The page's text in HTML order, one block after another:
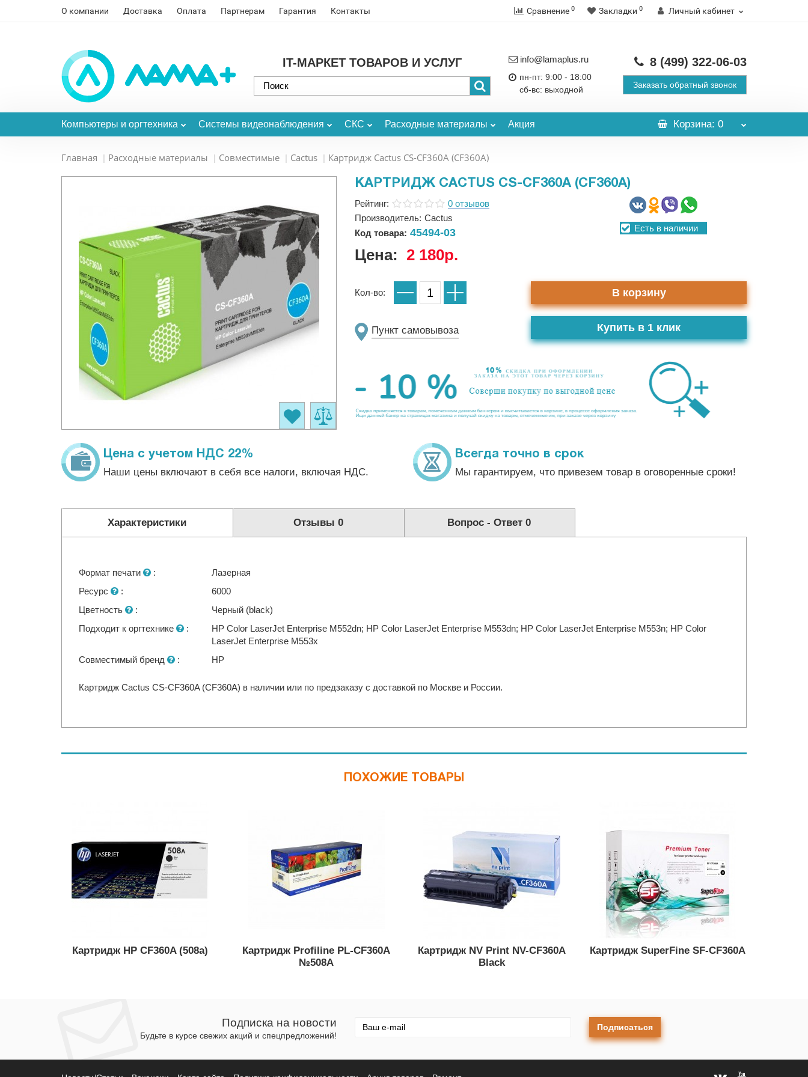
О компании Доставка Оплата Партнерам Гарантия Контакты Сравнение 0 Закладки 0 Личный кабинет
IT-МАРКЕТ ТОВАРОВ И УСЛУГ info@lamaplus.ru
пн-пт: 9:00 - 18:00
сб-вс: выходной
8 (499) 322-06-03
Заказать обратный звонок
Компьютеры и оргтехника Системы видеонаблюдения СКС Расходные материалы Акция Корзина: 0
Главная Расходные материалы Совместимые Cactus Картридж Cactus CS-CF360A (CF360A)
КАРТРИДЖ CACTUS CS-CF360A (CF360A)
Рейтинг:
0 отзывов
Производитель: Cactus
Код товара: 45494-03 Есть в наличии
Цена: 2 180р.
Кол-во: В корзину
Пункт самовывоза Купить в 1 клик
Цена с учетом НДС 22%
Наши цены включают в себя все налоги, включая НДС.
Всегда точно в срок
Мы гарантируем, что привезем товар в оговоренные сроки!
Характеристики Отзывы 0 Вопрос - Ответ0
Формат печати :
Лазерная
Ресурс
:
6000
Цветность
:
Черный (black)
Подходит к оргтехнике
:
HP Color LaserJet Enterprise M552dn; HP Color LaserJet Enterprise M553dn; HP Color LaserJet Enterprise M553n; HP Color
LaserJet Enterprise M553x
Совместимый бренд
: HP
Картридж Cactus CS-CF360A (CF360A) в наличии или по предзаказу с доставкой по Москве и России.
ПОХОЖИЕ ТОВАРЫ
Картридж HP CF360A (508a)
Картридж Profiline PL-CF360A
№508A
Картридж NV Print NV-CF360A
Black
Картридж SuperFine SF-CF360A
Подписка на новости
Будьте в курсе свежих акций и спецпредложений!
Подписаться